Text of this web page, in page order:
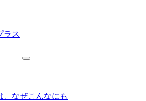
、なぜこんなにも